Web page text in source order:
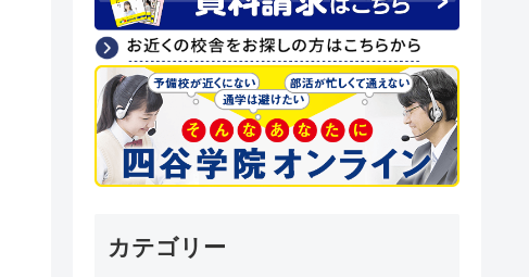
カテゴリー